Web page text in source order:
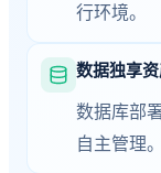
行环境。
数据独享
数据库部
自主管理。